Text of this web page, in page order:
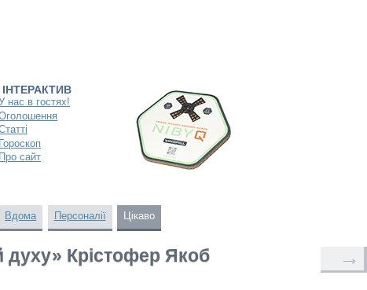
ІНТЕРАКТИВ
нас в гостях!
Гороскоп
Про сайт
Вдома Персоналії Цікаво
духу» Крістофер Якоб
→